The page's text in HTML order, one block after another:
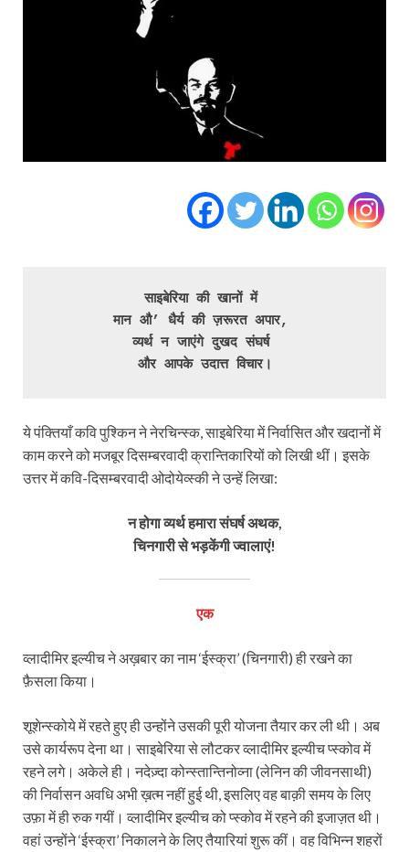
साइबेरिया की खानों में
मान औ’ धैर्य की ज़रूरत अपार,
व्यर्थ न जाएंगे दुखद संघर्ष
और आपके उदात्त विचार।
ये पंक्तियाँ कवि पुश्किन ने नेरचिन्स्क, साइबेरिया में निर्वासित और खदानों में
काम करने को मजबूर दिसम्बरवादी क्रान्तिकारियों को लिखी थीं। इसके
उत्तर में कवि-दिसम्बरवादी ओदोयेव्स्की ने उन्हें लिखा:
न होगा व्यर्थ हमारा संघर्ष अथक,
चिनगारी से भड़केंगी ज्‍वालाएं!
एक
व्लादीमिर इल्यीच ने अख़बार का नाम ‘ईस्क्रा’ (चिनगारी) ही रखने का
फ़ैसला किया।
शूशेन्स्कोये में रहते हुए ही उन्होंने उसकी पूरी योजना तैयार कर ली थी। अब
उसे कार्यरूप देना था। साइबेरिया से लौटकर व्लादीमिर इल्यीच प्स्कोव में
रहने लगे। अकेले ही। नदेज़्दा कोन्स्तान्तिनोव्‍ना (लेनिन की जीवनसाथी)
की निर्वासन अवधि अभी ख़त्म नहीं हुई थी, इसलिए वह बाक़ी समय के लिए
उफ़ा में ही रुक गयीं। व्लादीमिर इल्यीच को प्स्कोव में रहने की इजाज़त थी।
वहां उन्होंने ‘ईस्क्रा’ निकालने के लिए तैयारियां शुरू कीं। वह विभिन्न शहरों